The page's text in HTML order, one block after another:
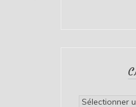
Catégories